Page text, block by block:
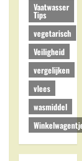
Vaatwasser
Tips
vegetarisch
Veiligheid
vergelijken
vlees
wasmiddel